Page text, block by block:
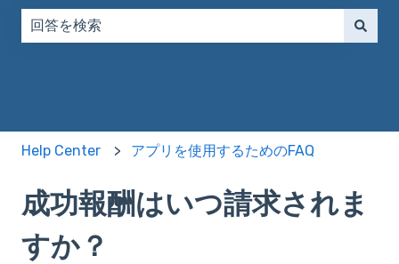
Help Center アプリを使用するためのFAQ
成功報酬はいつ請求されま
すか？